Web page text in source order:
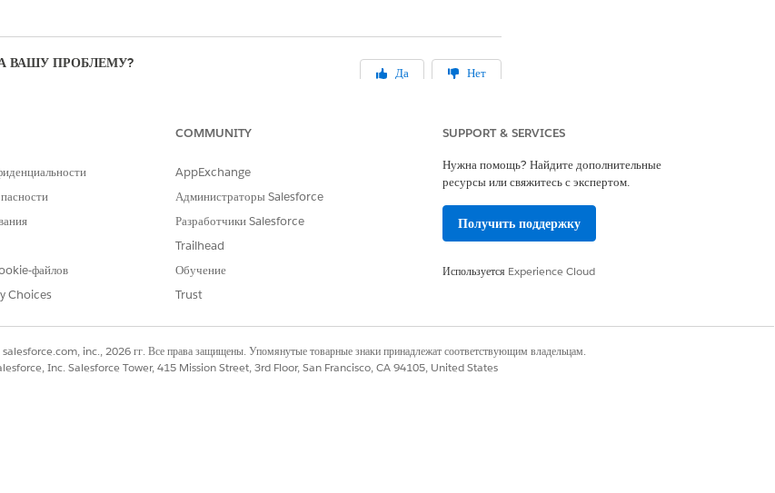
ВАШУ ПРОБЛЕМУ?
Да Нет
файлов
Choices
COMMUNITY
AppExchange
Администраторы Salesforce
Разработчики Salesforce
Trailhead
Обучение
Trust
SUPPORT & SERVICES
Нужна помощь? Найдите дополнительные
ресурсы или свяжитесь с экспертом.
Получить поддержку
Используется Experience Cloud
inc., 2026 гг. Все права защищены. Упомянутые товарные знаки принадлежат соответствующим владельцам.
Inc. Salesforce Tower, 415 Mission Street, 3rd Floor, San Francisco, CA 94105, United States